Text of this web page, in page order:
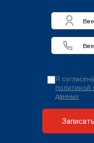
Я
политикой
данных